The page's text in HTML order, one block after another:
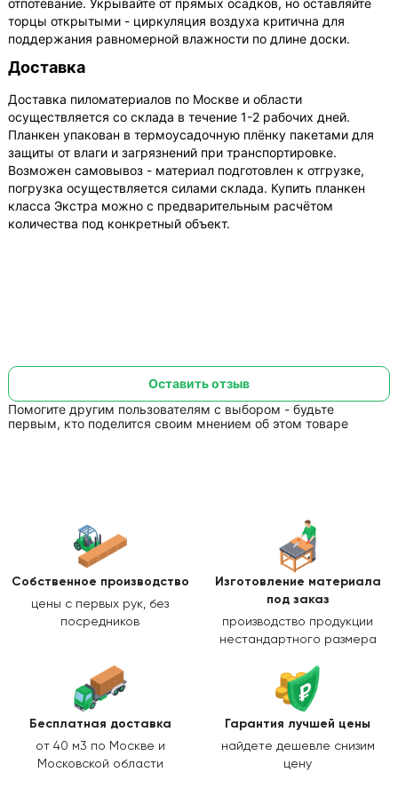
отпотевание. Укрывайте от прямых осадков, но оставляйте
торцы открытыми - циркуляция воздуха критична для
поддержания равномерной влажности по длине доски.
Доставка
Доставка пиломатериалов по Москве и области
осуществляется со склада в течение 1-2 рабочих дней.
Планкен упакован в термоусадочную плёнку пакетами для
защиты от влаги и загрязнений при транспортировке.
Возможен самовывоз - материал подготовлен к отгрузке,
погрузка осуществляется силами склада. Купить планкен
класса Экстра можно с предварительным расчётом
количества под конкретный объект.
Помогите другим пользователям с выбором - будьте
первым, кто поделится своим мнением об этом товаре
Оставить отзыв
Собственное производство
цены с первых рук, без
посредников
Изготовление материала
под заказ
производство продукции
нестандартного размера
Бесплатная доставка
от 40 м3 по Москве и
Московской области
Гарантия лучшей цены
найдете дешевле снизим
цену